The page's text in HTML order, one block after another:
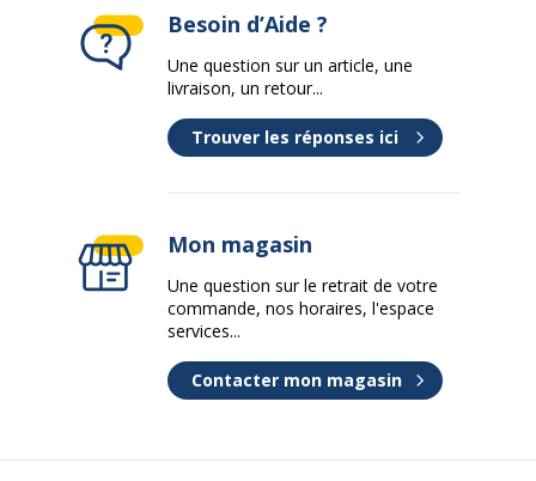
Besoin d’Aide ?
Une question sur un article, une
livraison, un retour...
Trouver les réponses ici
Mon magasin
Une question sur le retrait de votre
commande, nos horaires, l'espace
services...
Contacter mon magasin